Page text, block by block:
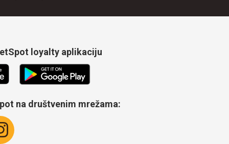
loyalty aplikaciju
na društvenim mrežama: